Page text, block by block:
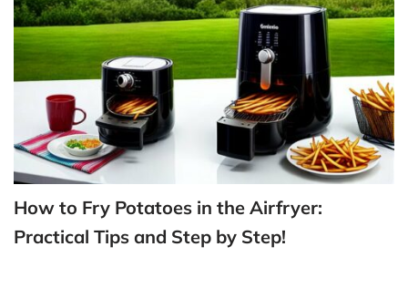
How to Fry Potatoes in the Airfryer:
Practical Tips and Step by Step!